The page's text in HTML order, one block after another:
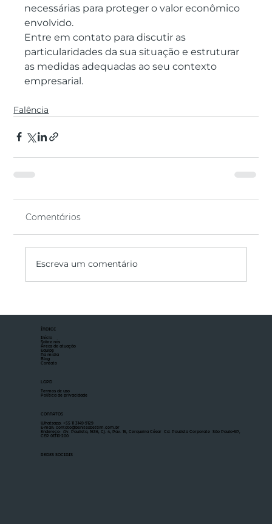
necessárias para proteger o valor econômico
envolvido.
Entre em contato para discutir as
particularidades da sua situação e estruturar
as medidas adequadas ao seu contexto
empresarial.
Falência
Comentários
Escreva um comentário
ÍNDICE
Início
Sobre nós
Áreas de atuação
Equipe
Na mídia
Blog
Contato
LGPD
Termos de uso
Política de privacidade
CONTATOS
Whatsapp: +55 11 3149-9129
E-mail: contato@benitesbettim.com.br
Endereço: Av. Paulista, 1636, Cj. 4, Pav. 15, Cerqueira César Cd. Paulista Corporate São Paulo-SP,
CEP 01310-200
REDES SOCIAIS